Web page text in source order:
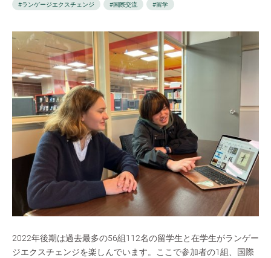
#ランゲージエクスチェンジ #国際交流 #留学
2022年後期は過去最多の56組112名の留学生と在学生がランゲー
ジエクスチェンジを楽しんでいます。ここで参加者の1組、国際